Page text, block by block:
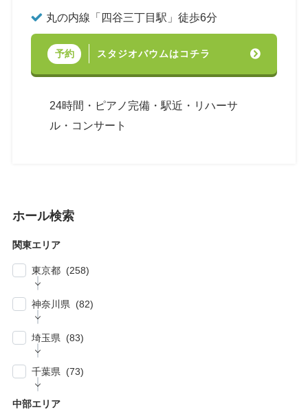
丸の内線「四谷三丁目駅」徒歩6分
予約 スタジオバウムはコチラ
24時間・ピアノ完備・駅近・リハーサ
ル・コンサート
ホール検索
関東エリア
東京都 (258)
| … 新宿区・渋谷区 (39)
| … 品川区・大田区 (10)
| … 目黒区・世田谷区 (21)
神奈川県 (82)
| … 横浜市 (44)
| … 相模原市・茅ヶ崎市・平塚市 (5)
| … 厚木市・小田原市・町田市・大和市・海老
埼玉県 (83)
| … 春日部市・富士見市・ふじみ野市 (4)
千葉県 (73)
| … 千葉市・船橋市・松戸市 (21)
中部エリア